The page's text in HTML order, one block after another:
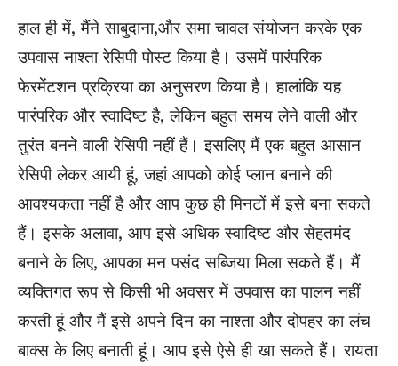
हाल ही में, मैंने साबुदाना,और समा चावल संयोजन करके एक
उपवास नाश्ता रेसिपी पोस्ट किया है। उसमें पारंपरिक
फेरमेंटशन प्रक्रिया का अनुसरण किया है। हालांकि यह
पारंपरिक और स्वादिष्ट है, लेकिन बहुत समय लेने वाली और
तुरंत बनने वाली रेसिपी नहीं हैं। इसलिए मैं एक बहुत आसान
रेसिपी लेकर आयी हूं, जहां आपको कोई प्लान बनाने की
आवश्यकता नहीं है और आप कुछ ही मिनटों में इसे बना सकते
हैं। इसके अलावा, आप इसे अधिक स्वादिष्ट और सेहतमंद
बनाने के लिए, आपका मन पसंद सब्जिया मिला सकते हैं। मैं
व्यक्तिगत रूप से किसी भी अवसर में उपवास का पालन नहीं
करती हूं और मैं इसे अपने दिन का नाश्ता और दोपहर का लंच
बाक्स के लिए बनाती हूं। आप इसे ऐसे ही खा सकते हैं। रायता